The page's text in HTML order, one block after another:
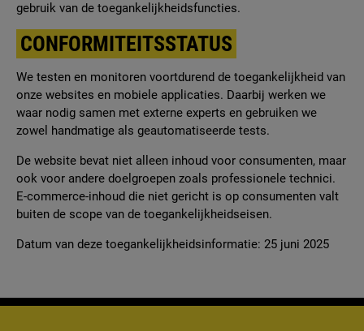
gebruik van de toegankelijkheidsfuncties.
CONFORMITEITSSTATUS
We testen en monitoren voortdurend de toegankelijkheid van
onze websites en mobiele applicaties. Daarbij werken we
waar nodig samen met externe experts en gebruiken we
zowel handmatige als geautomatiseerde tests.
De website bevat niet alleen inhoud voor consumenten, maar
ook voor andere doelgroepen zoals professionele technici.
E-commerce-inhoud die niet gericht is op consumenten valt
buiten de scope van de toegankelijkheidseisen.
Datum van deze toegankelijkheidsinformatie: 25 juni 2025